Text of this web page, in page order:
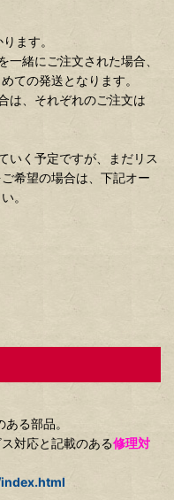
ます。
緒にご注文された場合、
ての発送となります。
は、それぞれのご注文は
いく予定ですが、まだリス
希望の場合は、下記オー
。
る部品。
対応と記載のある修理対